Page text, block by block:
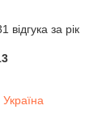
відгука за рік